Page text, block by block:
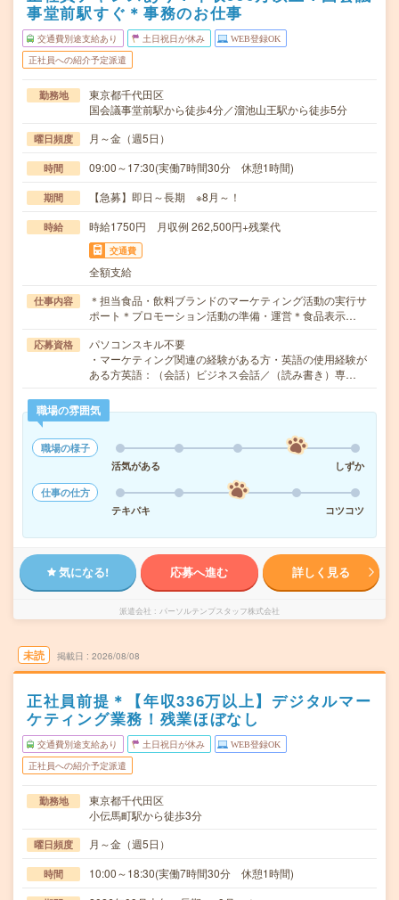
事堂前駅すぐ＊事務のお仕事
交通費別途支給あり 土日祝日が休み WEB登録OK
正社員への紹介予定派遣
勤務地
東京都千代田区
国会議事堂前駅から徒歩4分／溜池山王駅から徒歩5分
曜日頻度 月～金（週5日）
時間 09:00～17:30(実働7時間30分 休憩1時間)
期間 【急募】即日～長期 ※8月～！
時給 時給1750円 月収例 262,500円+残業代
交通費
全額支給
仕事内容
＊担当食品・飲料ブランドのマーケティング活動の実行サ
ポート＊プロモーション活動の準備・運営＊食品表示…
応募資格
パソコンスキル不要
・マーケティング関連の経験がある方・英語の使用経験が
ある方英語：（会話）ビジネス会話／（読み書き）専…
職場の雰囲気
職場の様子
活気がある
しずか
仕事の仕方
テキパキ
コツコツ
気になる! 応募へ進む 詳しく見る
派遣会社 パーソルテンプスタッフ株式会社
未読 掲載日 2026/08/08
正社員前提＊【年収336万以上】デジタルマー
ケティング業務！残業ほぼなし
交通費別途支給あり 土日祝日が休み WEB登録OK
正社員への紹介予定派遣
勤務地
東京都千代田区
小伝馬町駅から徒歩3分
曜日頻度 月～金（週5日）
時間 10:00～18:30(実働7時間30分 休憩1時間)